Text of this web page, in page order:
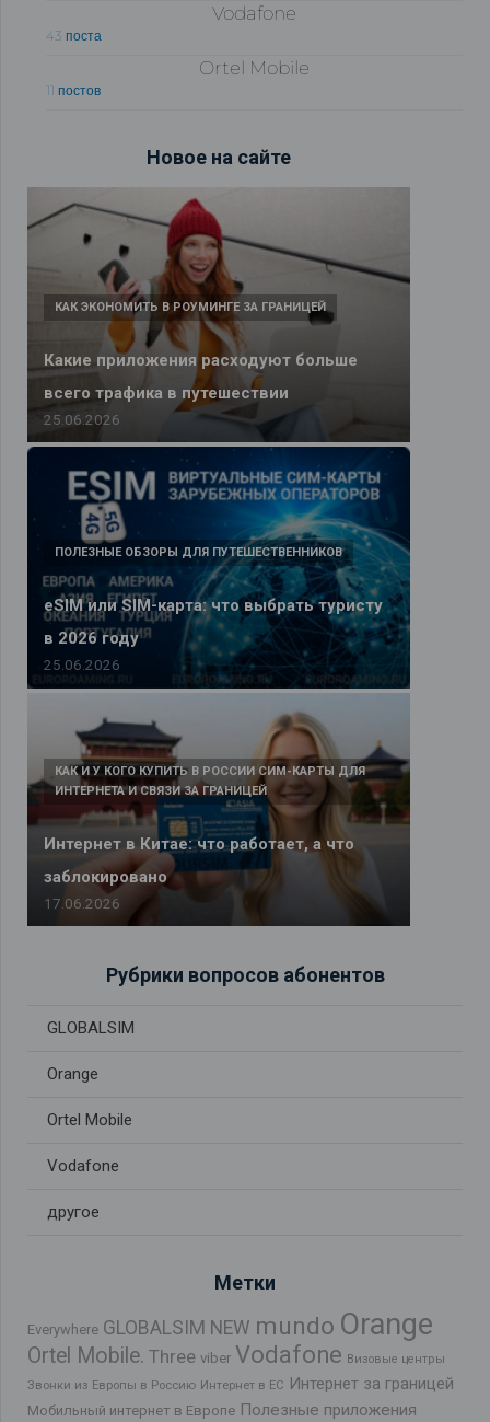
Vodafone
43 поста
Ortel Mobile
11 постов
Новое на сайте
Какие приложения расходуют больше
всего трафика в путешествии
КАК ЭКОНОМИТЬ В РОУМИНГЕ ЗА ГРАНИЦЕЙ
25.06.2026
eSIM или SIM-карта: что выбрать туристу
в 2026 году
ПОЛЕЗНЫЕ ОБЗОРЫ ДЛЯ ПУТЕШЕСТВЕННИКОВ
25.06.2026
Интернет в Китае: что работает, а что
заблокировано
КАК И У КОГО КУПИТЬ В РОССИИ СИМ-КАРТЫ ДЛЯ
ИНТЕРНЕТА И СВЯЗИ ЗА ГРАНИЦЕЙ
17.06.2026
Рубрики вопросов абонентов
GLOBALSIM
Orange
Ortel Mobile
Vodafone
другое
Метки
Everywhere GLOBALSIM NEW mundo Orange
Ortel Mobile. Three viber Vodafone Визовые центры
Звонки из Европы в Россию Интернет в ЕС Интернет за границей
Мобильный интернет в Европе Полезные приложения